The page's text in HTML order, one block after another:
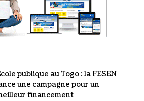
publique au Togo : la FESEN
une campagne pour un
financement